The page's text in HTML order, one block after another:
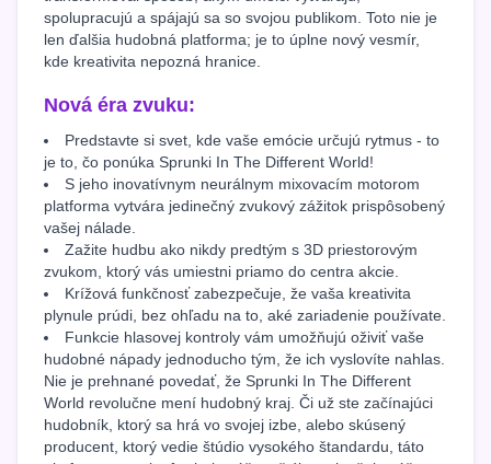
spolupracujú a spájajú sa so svojou publikom. Toto nie je
len ďalšia hudobná platforma; je to úplne nový vesmír,
kde kreativita nepozná hranice.
Nová éra zvuku:
Predstavte si svet, kde vaše emócie určujú rytmus - to
je to, čo ponúka Sprunki In The Different World!
S jeho inovatívnym neurálnym mixovacím motorom
platforma vytvára jedinečný zvukový zážitok prispôsobený
vašej nálade.
Zažite hudbu ako nikdy predtým s 3D priestorovým
zvukom, ktorý vás umiestni priamo do centra akcie.
Krížová funkčnosť zabezpečuje, že vaša kreativita
plynule prúdi, bez ohľadu na to, aké zariadenie používate.
Funkcie hlasovej kontroly vám umožňujú oživiť vaše
hudobné nápady jednoducho tým, že ich vyslovíte nahlas.
Nie je prehnané povedať, že Sprunki In The Different
World revolučne mení hudobný kraj. Či už ste začínajúci
hudobník, ktorý sa hrá vo svojej izbe, alebo skúsený
producent, ktorý vedie štúdio vysokého štandardu, táto